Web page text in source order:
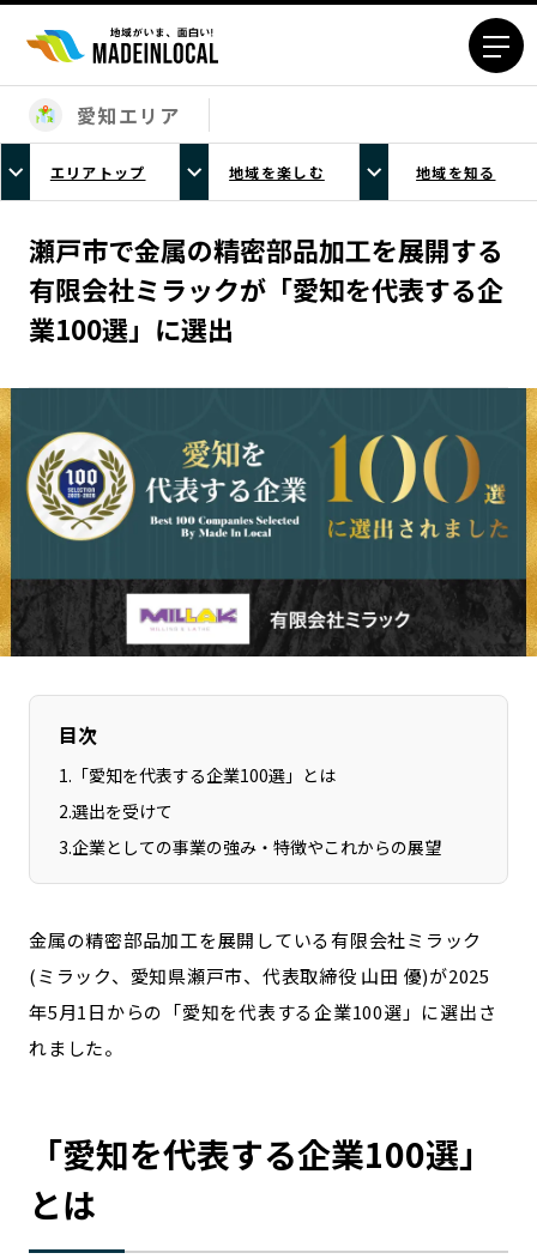
エリアから探す
北海道エリア
青森エリア
岩手エリア
宮城エリア
秋田エリア
山形エリア
福島エリア
茨城エリア
栃木エリア
埼玉エリア
千葉エリア
神奈川エリア
新潟エリア
富山エリア
石川エリア
福井エリア
山梨エリア
静岡エリア
愛知エリア
三重エリア
滋賀エリア
河内エリア
奈良エリア
和歌山エリア
鳥取エリア
香川エリア
愛媛エリア
高知エリア
福岡エリア
佐賀エリア
長崎エリア
熊本エリア
愛知エリア
エリアトップ 地域を楽しむ 地域を知る
瀬戸市で金属の精密部品加工を展開する
有限会社ミラックが「愛知を代表する企
業100選」に選出
目次
1. 「愛知を代表する企業100選」とは
2.選出を受けて
3.企業としての事業の強み・特徴やこれからの展望
金属の精密部品加工を展開している有限会社ミラック
(ミラック、愛知県瀬戸市、代表取締役 山田 優)が2025
年5月1日からの「愛知を代表する企業100選」に選出さ
れました。
「愛知を代表する企業100選」
とは